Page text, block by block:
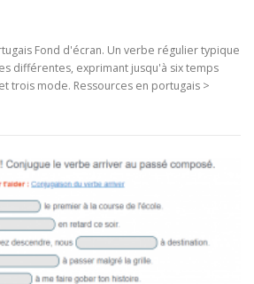
Fond d'écran. Un verbe régulier typique
différentes, exprimant jusqu'à six temps
trois mode. Ressources en portugais >